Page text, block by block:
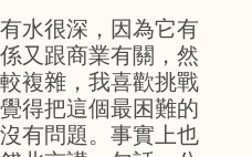
水很深，因為它有
又跟商業有關，然
複雜，我喜歡挑戰
得把這個最困難的
有問題。事實上也